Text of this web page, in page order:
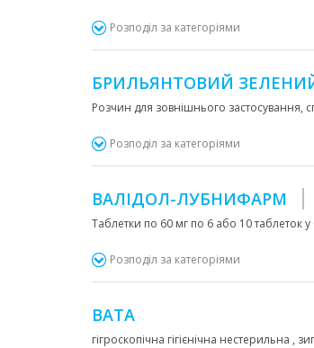
Розподіл за категоріями
БРИЛЬЯНТОВИЙ
Розчин для зовнішнього застосування,
Розподіл за категоріями
ВАЛІДОЛ-ЛУБНИФАРМ
Таблетки по 60 мг по 6 або 10 таблеток у
Розподіл за категоріями
ВАТА
гігроскопічна гігієнічна нестерильна ,